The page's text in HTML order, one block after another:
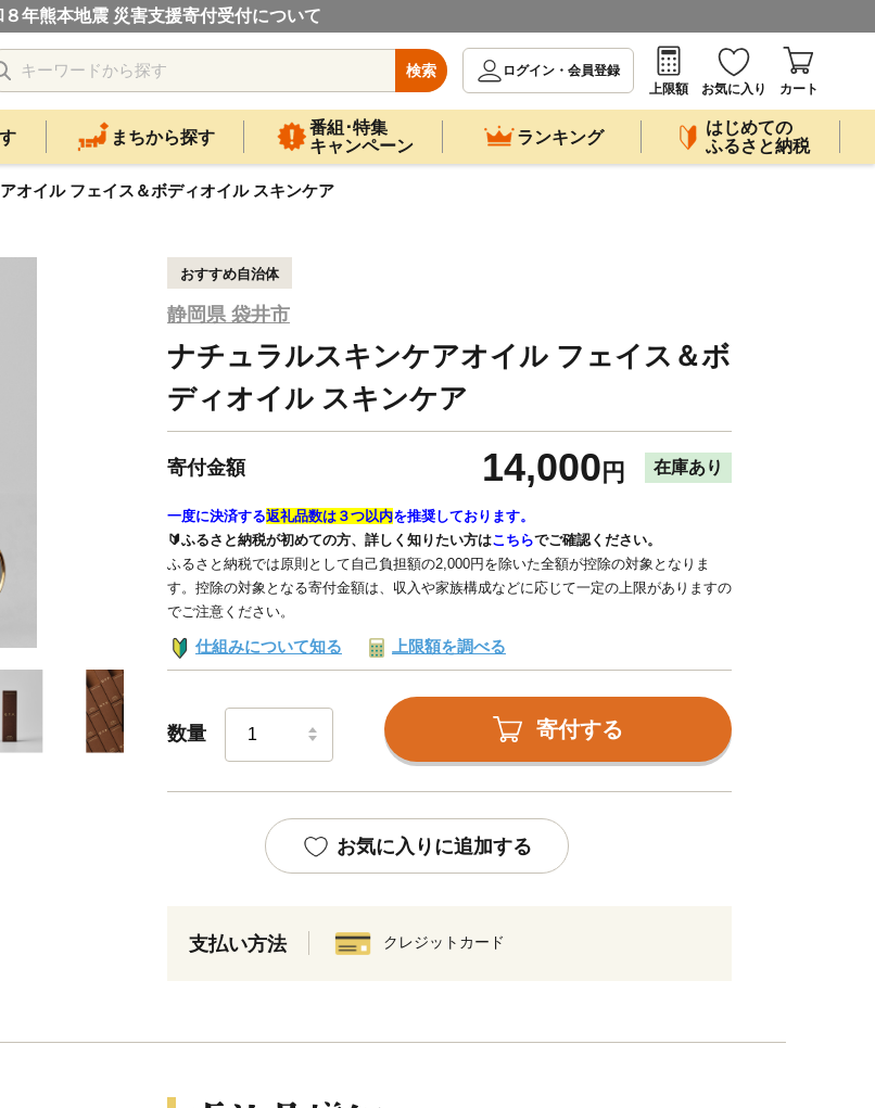
８年熊本地震 災害支援寄付受付について
検索
ログイン・会員登録
上限額
お気に入り カート
まちから探す
番組･特集
キャンペーン
ランキング
はじめての
ふるさと納税
オイル フェイス＆ボディオイル スキンケア
おすすめ自治体
静岡県 袋井市
ナチュラルスキンケアオイル フェイス＆ボ
ディオイル スキンケア
寄付金額 14,000 円 在庫あり
一度に決済する返礼品数は３つ以内を推奨しております。
🔰ふるさと納税が初めての方、詳しく知りたい方はこちらでご確認ください。
ふるさと納税では原則として自己負担額の2,000円を除いた全額が控除の対象となりま
す。控除の対象となる寄付金額は、収入や家族構成などに応じて一定の上限がありますの
でご注意ください。
仕組みについて知る 上限額を調べる
数量 寄付する
お気に入りに追加する
支払い方法 クレジットカード